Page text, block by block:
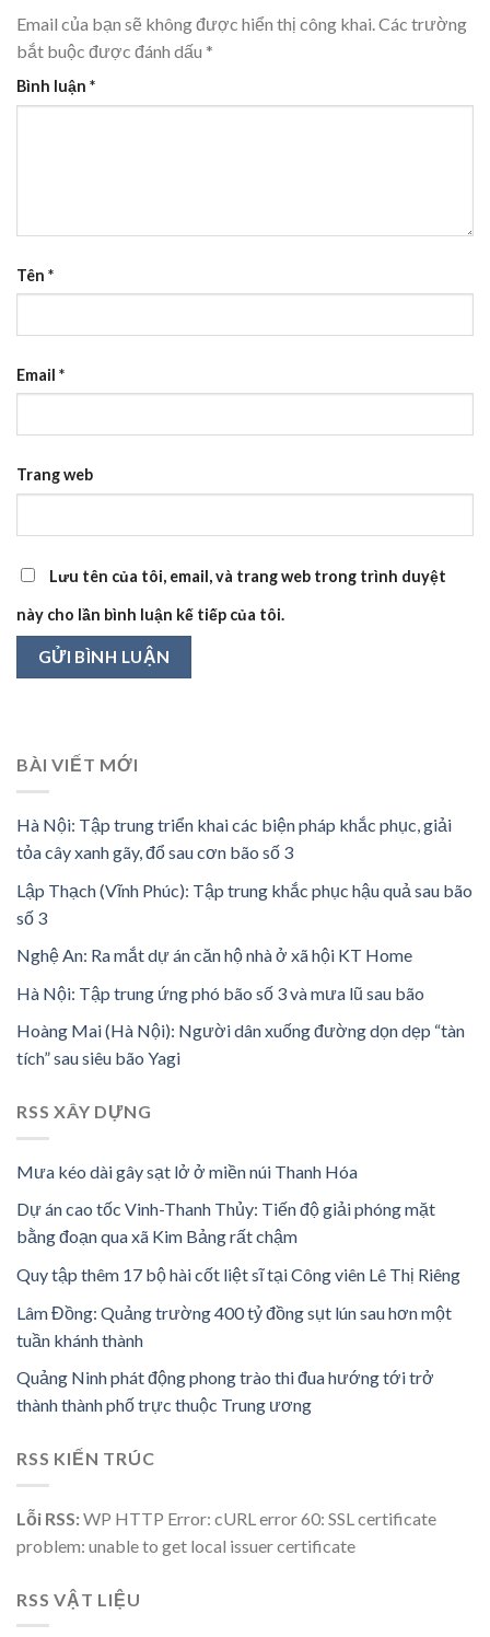
Email của bạn sẽ không được hiển thị công khai.Các trường
bắt buộc được đánh dấu *
Bình luận *
Tên *
Email *
Trang web
Lưu tên của tôi, email, và trang web trong trình duyệt
này cho lần bình luận kế tiếp của tôi.
BÀI VIẾT MỚI
Hà Nội: Tập trung triển khai các biện pháp khắc phục, giải
tỏa cây xanh gãy, đổ sau cơn bão số 3
Lập Thạch (Vĩnh Phúc): Tập trung khắc phục hậu quả sau bão
số 3
Nghệ An: Ra mắt dự án căn hộ nhà ở xã hội KT Home
Hà Nội: Tập trung ứng phó bão số 3 và mưa lũ sau bão
Hoàng Mai (Hà Nội): Người dân xuống đường dọn dẹp “tàn
tích” sau siêu bão Yagi
RSS XÂY DỰNG
Mưa kéo dài gây sạt lở ở miền núi Thanh Hóa
Dự án cao tốc Vinh-Thanh Thủy: Tiến độ giải phóng mặt
bằng đoạn qua xã Kim Bảng rất chậm
Quy tập thêm 17 bộ hài cốt liệt sĩ tại Công viên Lê Thị Riêng
Lâm Đồng: Quảng trường 400 tỷ đồng sụt lún sau hơn một
tuần khánh thành
Quảng Ninh phát động phong trào thi đua hướng tới trở
thành thành phố trực thuộc Trung ương
RSS KIẾN TRÚC
Lỗi RSS:WP HTTP Error: cURL error 60: SSL certificate
problem: unable to get local issuer certificate
RSS VẬT LIỆU